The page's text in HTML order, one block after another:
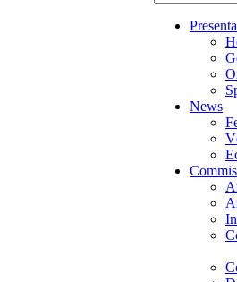
News